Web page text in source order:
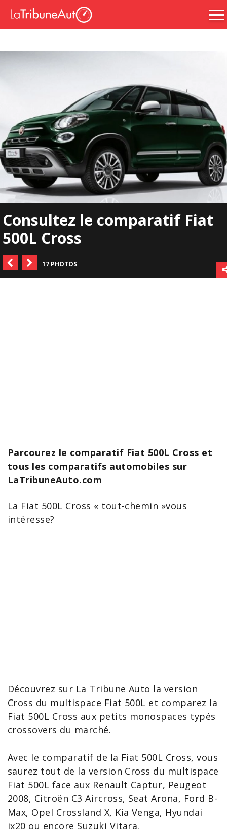
Consultez le comparatif Fiat
500L Cross
17 PHOTOS
Parcourez le comparatif Fiat 500L Cross et
tous les comparatifs automobiles sur
LaTribuneAuto.com
La Fiat 500L Cross « tout-chemin »vous
intéresse?
Découvrez sur La Tribune Auto la version
Cross du multispace Fiat 500L et comparez la
Fiat 500L Cross aux petits monospaces typés
crossovers du marché.
Avec le comparatif de la Fiat 500L Cross, vous
saurez tout de la version Cross du multispace
Fiat 500L face aux Renault Captur, Peugeot
2008, Citroën C3 Aircross, Seat Arona, Ford B-
Max, Opel Crossland X, Kia Venga, Hyundai
ix20 ou encore Suzuki Vitara.